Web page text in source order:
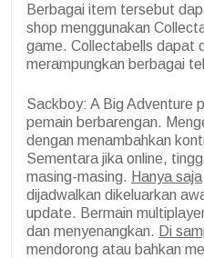
Berbagai item tersebut
shop menggunakan
game. Collectabells dapat
merampungkan berbagai
Sackboy: A Big Adventure
pemain berbarengan.
dengan menambahkan
Sementara jika online,
masing-masing. Hanya saja
dijadwalkan dikeluarkan
update. Bermain
dan menyenangkan. Di
mendorong atau bahkan